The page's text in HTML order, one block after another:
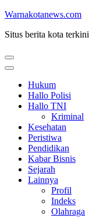
Lompat
konten
Enter)
Warnakotanews.com
Situs berita kota terkini
Hukum
Hallo Polisi
Hallo TNI
Kriminal
Kesehatan
Peristiwa
Pendidikan
Kabar Bisnis
Sejarah
Lainnya
Profil
Indeks
Olahraga